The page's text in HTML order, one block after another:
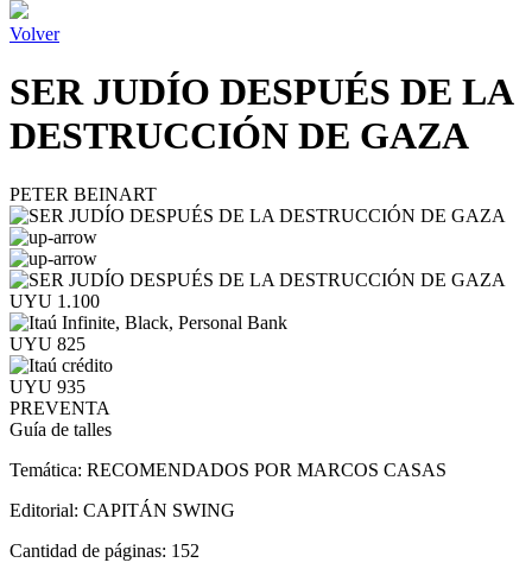
Volver
SER JUDÍO DESPUÉS DE LA
DESTRUCCIÓN DE GAZA
PETER BEINART
UYU 1.100
UYU 825
UYU 935
PREVENTA
Guía de talles
Temática: RECOMENDADOS POR MARCOS CASAS
Editorial: CAPITÁN SWING
Cantidad de páginas: 152